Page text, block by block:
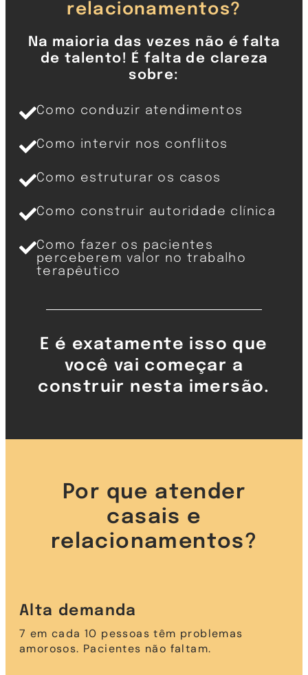
relacionamentos?
Na maioria das vezes não é falta
de talento! É falta de clareza
sobre:
Como conduzir atendimentos
Como intervir nos conflitos
Como estruturar os casos
Como construir autoridade clínica
Como fazer os pacientes
perceberem valor no trabalho
terapêutico
E é exatamente isso que
você vai começar a
construir nesta imersão.
Por que atender
casais e
relacionamentos?
Alta demanda
7 em cada 10 pessoas têm problemas
amorosos. Pacientes não faltam.